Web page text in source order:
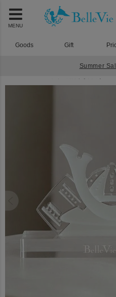
MENU
Goods Gift
Summer
アクリル積み木